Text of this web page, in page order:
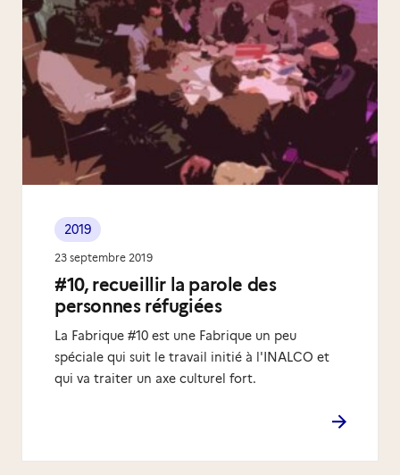
#10, recueillir la parole des
personnes réfugiées
2019
La Fabrique #10 est une Fabrique un peu
spéciale qui suit le travail initié à l'INALCO et
qui va traiter un axe culturel fort.
23 septembre 2019